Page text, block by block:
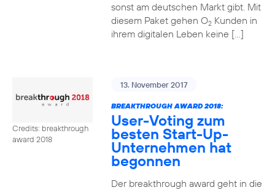
sonst am deutschen Markt gibt. Mit
diesem Paket gehen O2Kunden in
ihrem digitalen Leben keine […]
Credits: breakthrough
award 2018
13. November 2017
BREAKTHROUGH AWARD 2018:
User-Voting zum
besten Start-Up-
Unternehmen hat
begonnen
Der breakthrough award geht in die